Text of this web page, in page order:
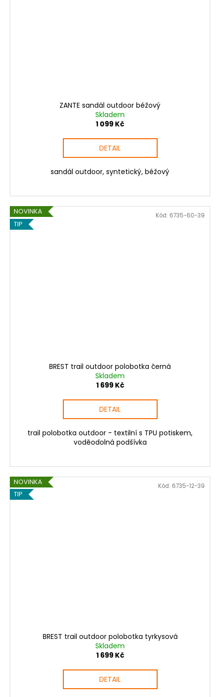
ZANTE sandál outdoor béžový
Skladem
1 099 Kč
DETAIL
sandál outdoor, syntetický, béžový
NOVINKA
TIP
BREST trail outdoor polobotka černá
Skladem
1 699 Kč
DETAIL
trail polobotka outdoor - textilní s TPU potiskem,
voděodolná podšívka
Kód: 6735-60-39
NOVINKA
TIP
BREST trail outdoor polobotka tyrkysová
Skladem
1 699 Kč
DETAIL
Kód: 6735-12-39